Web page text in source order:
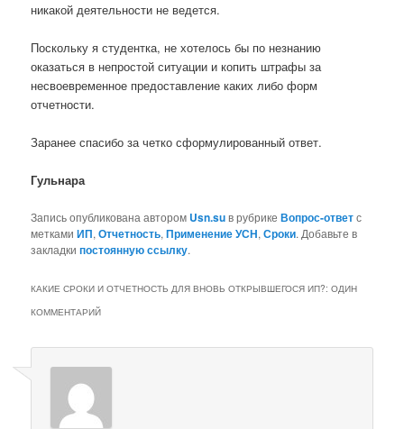
никакой деятельности не ведется.
Поскольку я студентка, не хотелось бы по незнанию
оказаться в непростой ситуации и копить штрафы за
несвоевременное предоставление каких либо форм
отчетности.
Заранее спасибо за четко сформулированный ответ.
Гульнара
Запись опубликована автором Usn.suв рубрикеВопрос-ответс
меткамиИП,Отчетность,Применение УСН,Сроки. Добавьте в
закладкипостоянную ссылку.
КАКИЕ СРОКИ И ОТЧЕТНОСТЬ ДЛЯ ВНОВЬ ОТКРЫВШЕГОСЯ ИП?: ОДИН
КОММЕНТАРИЙ